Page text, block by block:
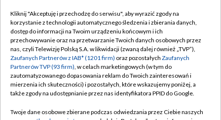
TVP
Abonament TVP
Emisja w TVP
Centrum informacji TVP
Naziemna Telewizja Cyfrowa
Regulamin TVP
Polityka prywatności
Moje zgody
Pomoc
Kliknij "Akceptuję i przechodzę do serwisu", aby wyrazić zgody na
korzystanie z technologii automatycznego śledzenia i zbierania danych,
dostęp do informacji na Twoim urządzeniu końcowym i ich
przechowywanie oraz na przetwarzanie Twoich danych osobowych przez
nas, czyli Telewizję Polską S.A. w likwidacji (zwaną dalej również „TVP”),
Zaufanych Partnerów z IAB* (1201 firm) oraz pozostałych Zaufanych
Partnerów TVP (93 firm), w celach marketingowych (w tym do
zautomatyzowanego dopasowania reklam do Twoich zainteresowań i
mierzenia ich skuteczności) i pozostałych, które wskazujemy poniżej, a
także zgody na udostępnianie przez nas identyfikatora PPID do Google.
Twoje dane osobowe zbierane podczas odwiedzania przez Ciebie naszych